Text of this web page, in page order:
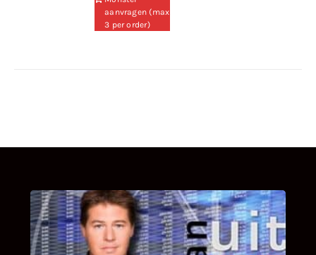
aanvragen (max
3 per order)
UITSTEL VAN EXECUTIE
Bekijk hier de fragmenten van de deelname